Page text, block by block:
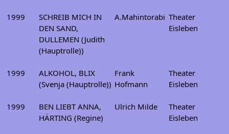
1999
SCHREIB MICH IN
DEN SAND,
DULLEMEN (Judith
(Hauptrolle))
A.Mahintorabi Theater
Eisleben
1999
ALKOHOL, BLIX
(Svenja (Hauptrolle))
Frank
Hofmann
Theater
Eisleben
1999
BEN LIEBT ANNA,
HÄRTING (Regine)
Ulrich Milde
Theater
Eisleben